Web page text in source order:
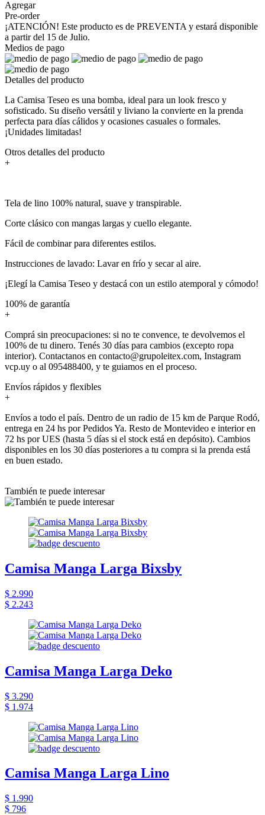
Agregar
Pre-order
¡ATENCIÓN! Este producto es de PREVENTA y estará disponible
a partir del 15 de Julio.
Medios de pago
Detalles del producto
La Camisa Teseo es una bomba, ideal para un look fresco y
sofisticado. Su diseño versátil y liviano la convierte en la prenda
perfecta para días cálidos y ocasiones casuales o formales.
¡Unidades limitadas!
Otros detalles del producto
+
Tela de lino 100% natural, suave y transpirable.
Corte clásico con mangas largas y cuello elegante.
Fácil de combinar para diferentes estilos.
Instrucciones de lavado: Lavar en frío y secar al aire.
¡Elegí la Camisa Teseo y destacá con un estilo atemporal y cómodo!
100% de garantía
+
Comprá sin preocupaciones: si no te convence, te devolvemos el
100% de tu dinero. Tenés 30 días para cambios (excepto ropa
interior). Contactanos en contacto@grupoleitex.com, Instagram
vcp.uy o al 095488400, y te guiamos en el proceso.
Envíos rápidos y flexibles
+
Envíos a todo el país. Dentro de un radio de 15 km de Parque Rodó,
entrega en 24 hs por Pedidos Ya. Resto de Montevideo e interior en
72 hs por UES (hasta 5 días si el stock está en depósito). Cambios
disponibles en los 30 días posteriores a tu compra si la prenda está
en buen estado.
También te puede interesar
Camisa Manga Larga Bixsby
$ 2.990
$ 2.243
Camisa Manga Larga Deko
$ 3.290
$ 1.974
Camisa Manga Larga Lino
$ 1.990
$ 796